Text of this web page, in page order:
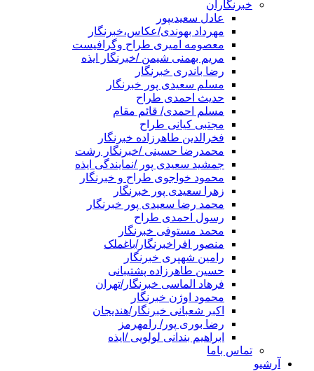
خبرنگاران
عادل سعیدیپور
مهرداد بهوندی/عکاس،خبرنگار
معصومه امیری طراح وگرافیست
مریم بهمنی شیمن /خبرنگار ایذه
رضا باندری خبرنگار
مسلم سعیدی پور خبرنگار
حدیث احمدی طراح
مسلم احمدی/ قائم مقام
مجتبی کیانی طراح
فخرالدین طاهرزاده خبرنگار
محمدرضا حسینی /خبرنگار رشت
جمشید سعیدی پور /نمایندگی ایذه
محمود خواجوی طراح و خبرنگار
زهرا سعیدی پور خبرنگار
محمد رضا سعیدی پور خبرنگار
رسول احمدی طراح
محمد مستوفی خبرنگار
منصور افراخبرنگار/باغملک
رامین شهپری خبرنگار
حسین طاهرزاده پشتیبانی
فرهاد الماسی خبرنگار/تهران
محمود اوژن خبرنگار
اکبر شعبانی خبرنگار/هندیجان
رضا بوری پور/ رامهرمز
ابراهیم بندانی لولویی /ایذه
تماس باما
آرشیو